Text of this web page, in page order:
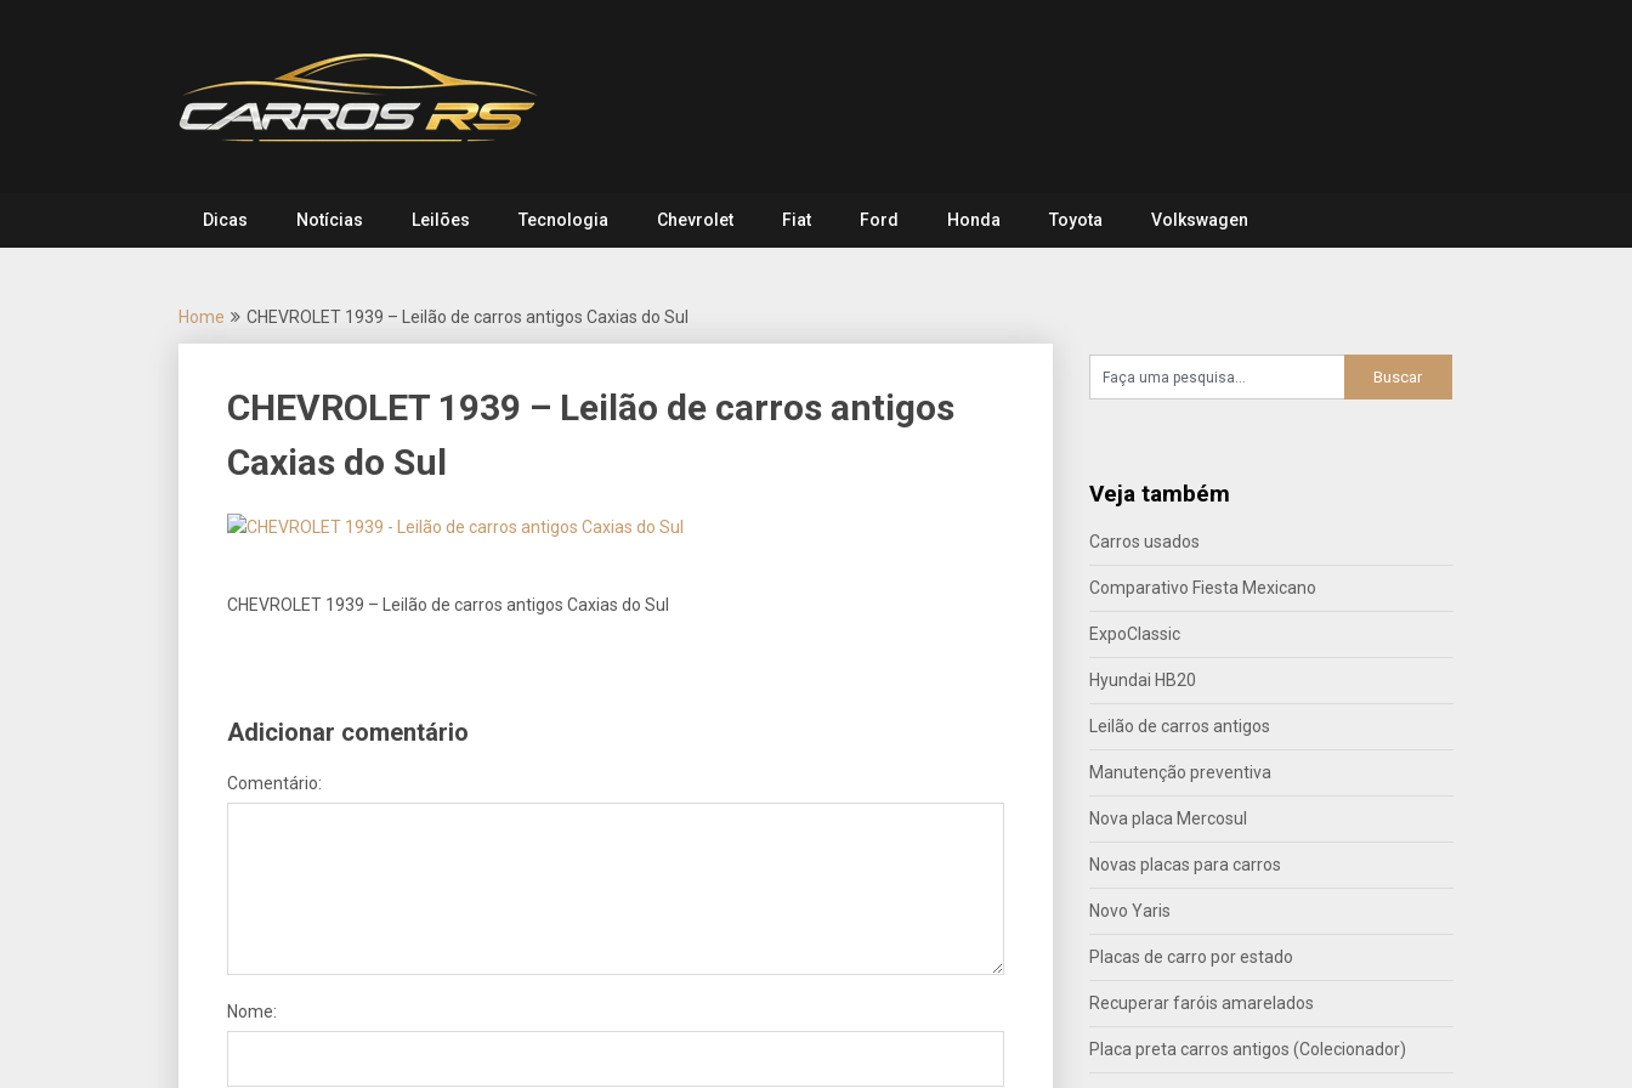
Dicas Notícias Leilões Tecnologia Chevrolet Fiat Ford Honda Toyota Volkswagen
Home CHEVROLET 1939 – Leilão de carros antigos Caxias do Sul
CHEVROLET 1939 – Leilão de carros antigos
Caxias do Sul
CHEVROLET 1939 – Leilão de carros antigos Caxias do Sul
Adicionar comentário
Comentário:
Nome:
Veja também
Carros usados
Comparativo Fiesta Mexicano
ExpoClassic
Hyundai HB20
Leilão de carros antigos
Manutenção preventiva
Nova placa Mercosul
Novas placas para carros
Novo Yaris
Placas de carro por estado
Recuperar faróis amarelados
Placa preta carros antigos (Colecionador)